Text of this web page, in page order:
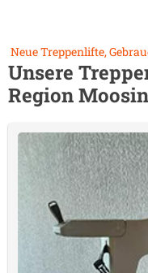
Neue Treppenlifte,
Unsere
Region